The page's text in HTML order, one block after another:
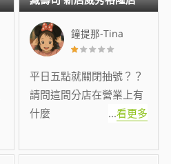
鐘提那-Tina
平日五點就關閉抽號？？
請問這間分店在營業上有
什麼
...看更多